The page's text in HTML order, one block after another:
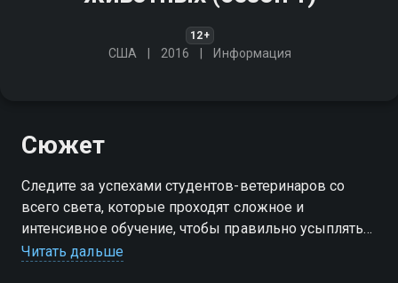
12+
США 2016 Информация
Сюжет
Следите за успехами студентов-ветеринаров со
всего света, которые проходят сложное и
интенсивное обучение, чтобы правильно усыплять
диких животных
Читать дальше